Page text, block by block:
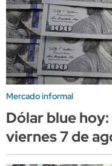
Mercado informal
Dólar blue
viernes 7 de